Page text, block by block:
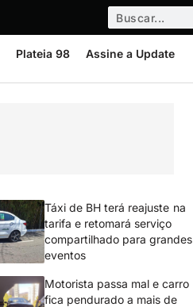
Plateia 98 Assine a Update
Táxi de BH terá reajuste na
tarifa e retomará serviço
compartilhado para grandes
eventos
Motorista passa mal e carro
fica pendurado a mais de